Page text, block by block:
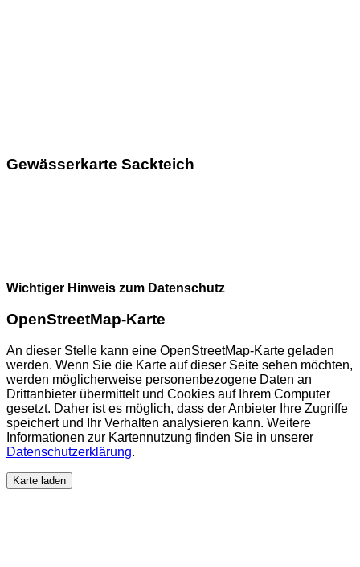
Gewässerkarte Sackteich
Wichtiger Hinweis zum Datenschutz
OpenStreetMap-Karte
An dieser Stelle kann eine OpenStreetMap-Karte geladen
werden. Wenn Sie die Karte auf dieser Seite sehen möchten,
werden möglicherweise personenbezogene Daten an
Drittanbieter übermittelt und Cookies auf Ihrem Computer
gesetzt. Daher ist es möglich, dass der Anbieter Ihre Zugriffe
speichert und Ihr Verhalten analysieren kann. Weitere
Informationen zur Kartennutzung finden Sie in unserer
Datenschutzerklärung.
Karte laden